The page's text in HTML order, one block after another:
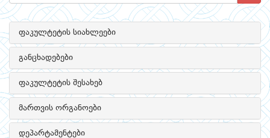
ფაკულტეტის სიახლეები
განცხადებები
ფაკულტეტის შესახებ
მართვის ორგანოები
დეპარტამენტები